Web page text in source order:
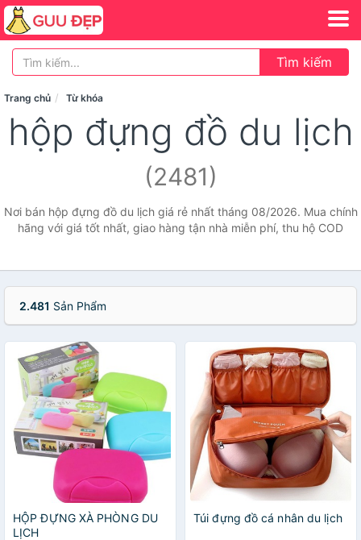
Tìm kiếm
Trang chủ Từ khóa
hộp đựng đồ du lịch
(2481)
Nơi bán hộp đựng đồ du lịch giá rẻ nhất tháng 08/2026. Mua chính
hãng với giá tốt nhất, giao hàng tận nhà miễn phí, thu hộ COD
2.481 Sản Phẩm
HỘP ĐỰNG XÀ PHÒNG DU
LỊCH
Túi đựng đồ cá nhân du lịch